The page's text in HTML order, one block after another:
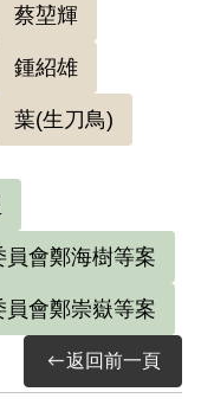
工委會最高
治單位不僅
要認定與地
波及。
琮介紹加入共
何秀吉，成立
由鄭海樹任
蔡堃輝
鍾紹雄
葉(生刀鳥)
會鄭海樹等案
會鄭崇嶽等案
返回前一頁